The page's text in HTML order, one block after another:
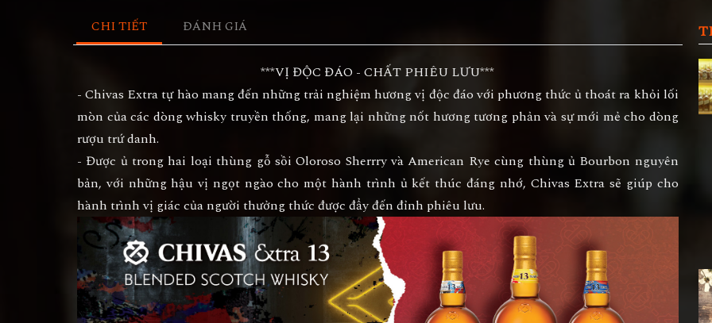
CHI TIẾT ĐÁNH GIÁ
***VỊ ĐỘC ĐÁO - CHẤT PHIÊU LƯU***
- Chivas Extra tự hào mang đến những trải nghiệm hương vị độc đáo với phương thức ủ thoát ra khỏi lối
mòn của các dòng whisky truyền thống, mang lại những nốt hương tương phản và sự mới mẻ cho dòng
rượu trứ danh.
- Được ủ trong hai loại thùng gỗ sồi Oloroso Sherrry và American Rye cùng thùng ủ Bourbon nguyên
bản, với những hậu vị ngọt ngào cho một hành trình ủ kết thúc đáng nhớ, Chivas Extra sẽ giúp cho
hành trình vị giác của người thưởng thức được đẩy đến đỉnh phiêu lưu.